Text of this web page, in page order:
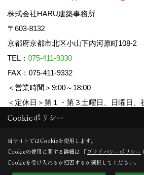
株式会社HARU建築事務所
〒603-8132
京都府京都市北区小山下内河原町108-2
TEL： 075-411-9330
FAX：075-411-9332
＜営業時間＞9:00～18:00
＜定休日＞第１・第３土曜日、日曜日、
Copyright (c) HARU ARCHITECTS CO.,LTD. All
Produced byゴデスクリエイト
Cookieポリシー
当サイトではCookieを使用します。
Cookieの使用に関する詳細は 「プライバシーポリシー
Cookieを受け入れるか拒否するか選択してください。